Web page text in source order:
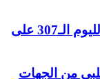
كيان العدو يوصل حرب الإبادة في غزة لليوم الـ307 على
من الجهات